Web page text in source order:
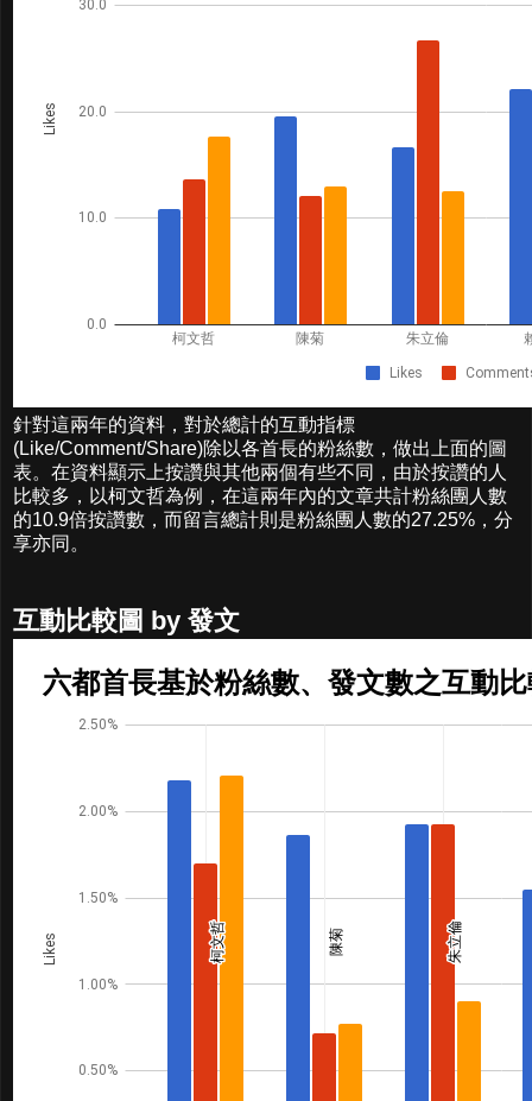
針對這兩年的資料，對於總計的互動指標
(Like/Comment/Share)除以各首長的粉絲數，做出上面的圖
表。在資料顯示上按讚與其他兩個有些不同，由於按讚的人
比較多，以柯文哲為例，在這兩年內的文章共計粉絲團人數
的10.9倍按讚數，而留言總計則是粉絲團人數的27.25%，分
享亦同。
互動比較圖 by 發文